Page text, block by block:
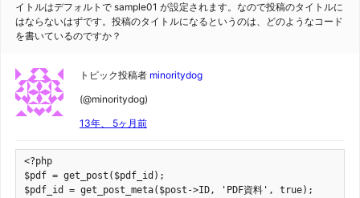
イトルはデフォルトで sample01 が設定されます。なので投稿のタイトルに
はならないはずです。投稿のタイトルになるというのは、どのようなコード
を書いているのですか？
トピック投稿者 minoritydog
(@minoritydog)
13年、 5ヶ月前
<?php
$pdf = get_post($pdf_id);
$pdf_id = get_post_meta($post->ID, 'PDF資料', true);